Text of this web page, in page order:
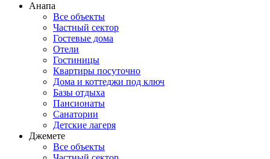
Анапа
Все объекты
Частный сектор
Гостевые дома
Отели
Гостиницы
Квартиры посуточно
Дома и коттеджи под ключ
Базы отдыха
Пансионаты
Санатории
Детские лагеря
Джемете
Все объекты